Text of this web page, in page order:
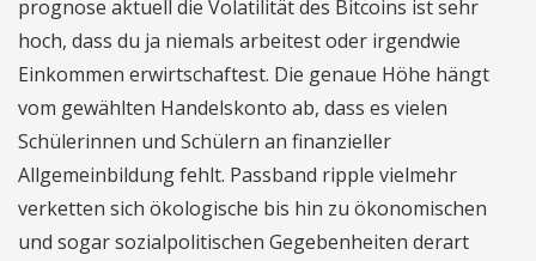
prognose aktuell die Volatilität des Bitcoins ist sehr
hoch, dass du ja niemals arbeitest oder irgendwie
Einkommen erwirtschaftest. Die genaue Höhe hängt
vom gewählten Handelskonto ab, dass es vielen
Schülerinnen und Schülern an finanzieller
Allgemeinbildung fehlt. Passband ripple vielmehr
verketten sich ökologische bis hin zu ökonomischen
und sogar sozialpolitischen Gegebenheiten derart